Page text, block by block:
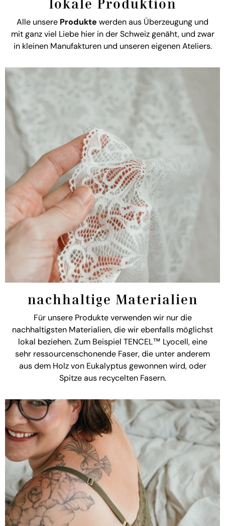
lokale Produktion
Alle unsere Produkte werden aus Überzeugung und
mit ganz viel Liebe hier in der Schweiz genäht, und zwar
in kleinen Manufakturen und unseren eigenen Ateliers.
nachhaltige Materialien
Für unsere Produkte verwenden wir nur die
nachhaltigsten Materialien, die wir ebenfalls möglichst
lokal beziehen. Zum Beispiel TENCEL™ Lyocell, eine
sehr ressourcenschonende Faser, die unter anderem
aus dem Holz von Eukalyptus gewonnen wird, oder
Spitze aus recycelten Fasern.